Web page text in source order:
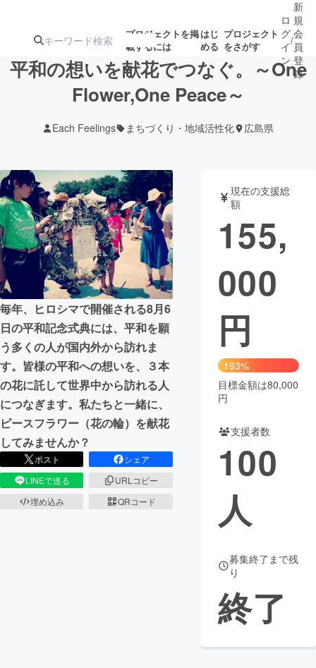
プロジェクトを掲
載するには
はじ
める
プロジェクト
をさがす
ターン
ジェクト
募集終了が近いプ
ロジェクト
もうすぐ公開
されます
アート・写真 音楽
テクノロジー・ガジェット ゲーム・サ
映像・映画
ビジネス・起業
まちづくり・地域活性化
CAMPFIRE for Social Good
CAMPFIRE Creation
CAMPFIREふるさと納税
コミュニティ
ロ
グ
イ
ン
/
新
規
会
員
登
録
平和の想いを献花でつなぐ。～One
Flower,One Peace～
Each Feelings まちづくり・地域活性化 広島県
毎年、ヒロシマで開催される8月6
日の平和記念式典には、平和を願
う多くの人が国内外から訪れま
す。皆様の平和への想いを、３本
の花に託して世界中から訪れる人
につなぎます。私たちと一緒に、
ピースフラワー（花の輪）を献花
してみませんか？
ポスト
シェア
LINEで送る
URLコピー
埋め込み
QRコード
現在の支援総
額
155,
000
円
193%
目標金額は80,000
円
支援者数
100
人
募集終了まで残
り
終了